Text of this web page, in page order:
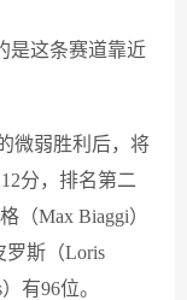
是这条赛道靠近
微弱胜利后，将
分，排名第二
（Max Biaggi）
罗斯（Loris
有96位。